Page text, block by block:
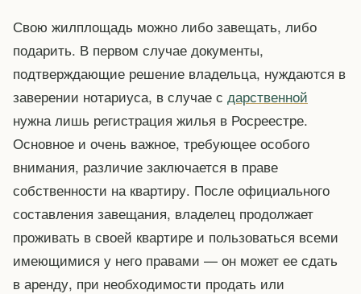
Свою жилплощадь можно либо завещать, либо
подарить. В первом случае документы,
подтверждающие решение владельца, нуждаются в
заверении нотариуса, в случае с дарственной
нужна лишь регистрация жилья в Росреестре.
Основное и очень важное, требующее особого
внимания, различие заключается в праве
собственности на квартиру. После официального
составления завещания, владелец продолжает
проживать в своей квартире и пользоваться всеми
имеющимися у него правами — он может ее сдать
в аренду, при необходимости продать или